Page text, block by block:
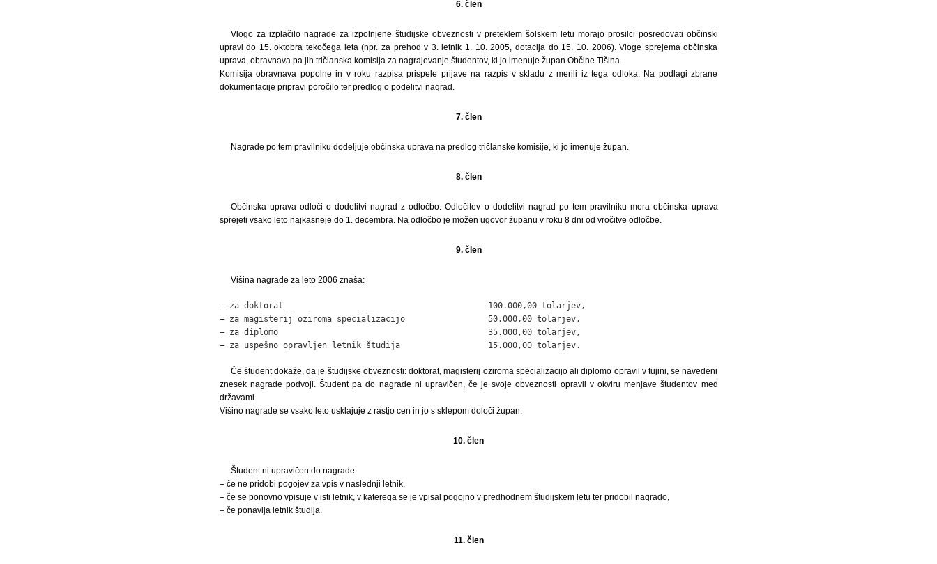
6. člen
Vlogo za izplačilo nagrade za izpolnjene študijske obveznosti v preteklem šolskem letu morajo prosilci posredovati občinski
upravi do 15. oktobra tekočega leta (npr. za prehod v 3. letnik 1. 10. 2005, dotacija do 15. 10. 2006). Vloge sprejema občinska
uprava, obravnava pa jih tričlanska komisija za nagrajevanje študentov, ki jo imenuje župan Občine Tišina.
Komisija obravnava popolne in v roku razpisa prispele prijave na razpis v skladu z merili iz tega odloka. Na podlagi zbrane
dokumentacije pripravi poročilo ter predlog o podelitvi nagrad.
7. člen
Nagrade po tem pravilniku dodeljuje občinska uprava na predlog tričlanske komisije, ki jo imenuje župan.
8. člen
Občinska uprava odloči o dodelitvi nagrad z odločbo. Odločitev o dodelitvi nagrad po tem pravilniku mora občinska uprava
sprejeti vsako leto najkasneje do 1. decembra. Na odločbo je možen ugovor županu v roku 8 dni od vročitve odločbe.
9. člen
Višina nagrade za leto 2006 znaša:
– za doktorat                                          100.000,00 tolarjev,
– za magisterij oziroma specializacijo                 50.000,00 tolarjev,
– za diplomo                                           35.000,00 tolarjev,
– za uspešno opravljen letnik študija                  15.000,00 tolarjev.
Če študent dokaže, da je študijske obveznosti: doktorat, magisterij oziroma specializacijo ali diplomo opravil v tujini, se navedeni
znesek nagrade podvoji. Študent pa do nagrade ni upravičen, če je svoje obveznosti opravil v okviru menjave študentov med
državami.
Višino nagrade se vsako leto usklajuje z rastjo cen in jo s sklepom določi župan.
10. člen
Študent ni upravičen do nagrade:
– če ne pridobi pogojev za vpis v naslednji letnik,
– če se ponovno vpisuje v isti letnik, v katerega se je vpisal pogojno v predhodnem študijskem letu ter pridobil nagrado,
– če ponavlja letnik študija.
11. člen